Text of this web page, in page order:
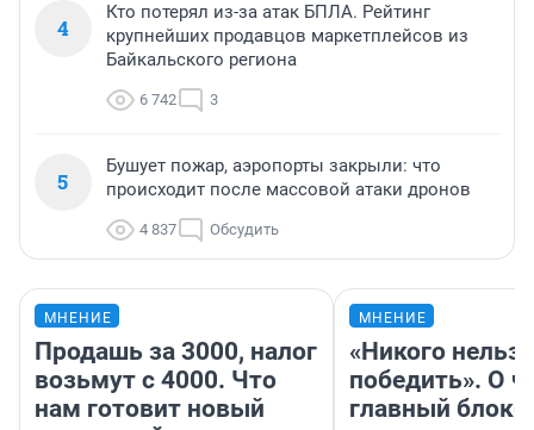
4
Кто потерял из-за атак БПЛА. Рейтинг
крупнейших продавцов маркетплейсов из
Байкальского региона
6 742 3
5
Бушует пожар, аэропорты закрыли: что
происходит после массовой атаки дронов
4 837 Обсудить
МНЕНИЕ
Продашь за 3000, налог
возьмут с 4000. Что
нам готовит новый
МНЕНИЕ
«Никого нельзя
победить». О
главный